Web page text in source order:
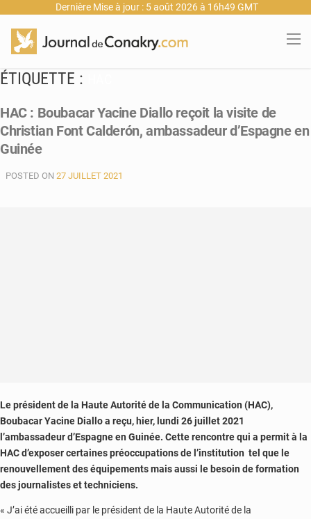
Dernière Mise à jour : 5 août 2026 à 16h49 GMT
ÉTIQUETTE :
HAC : Boubacar Yacine Diallo reçoit la visite de
Christian Font Calderón, ambassadeur d’Espagne en
Guinée
POSTED ON 27 JUILLET 2021
Le président de la Haute Autorité de la Communication (HAC),
Boubacar Yacine Diallo a reçu, hier, lundi 26 juillet 2021
l’ambassadeur d’Espagne en Guinée. Cette rencontre qui a permit à la
HAC d’exposer certaines préoccupations de l’institution tel que le
renouvellement des équipements mais aussi le besoin de formation
des journalistes et techniciens.
« J’ai été accueilli par le président de la Haute Autorité de la